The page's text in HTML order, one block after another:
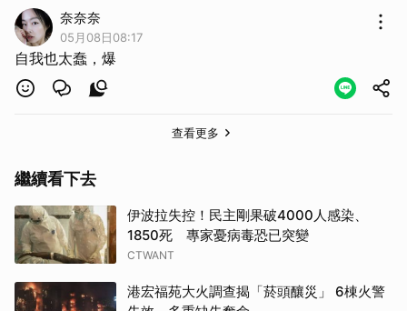
奈奈奈
05月08日08:17
自我也太蠢，爆
查看更多
繼續看下去
伊波拉失控！民主剛果破4000人感染、
1850死 專家憂病毒恐已突變
CTWANT
港宏福苑大火調查揭「菸頭釀災」 6棟火警